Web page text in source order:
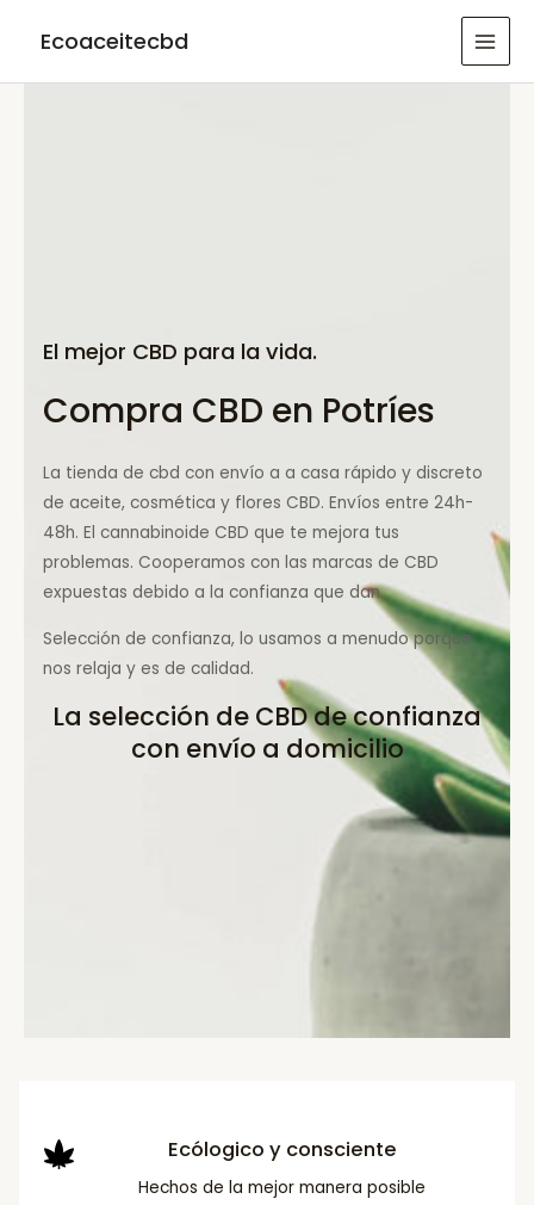
Ecoaceitecbd
El mejor CBD para la vida.
Compra CBD en Potríes
La tienda de cbd con envío a a casa rápido y discreto
de aceite, cosmética y flores CBD. Envíos entre 24h-
48h. El cannabinoide CBD que te mejora tus
problemas. Cooperamos con las marcas de CBD
expuestas debido a la confianza que dan.
Selección de confianza, lo usamos a menudo porque
nos relaja y es de calidad.
La selección de CBD de confianza
con envío a domicilio
Ecólogico y consciente
Hechos de la mejor manera posible